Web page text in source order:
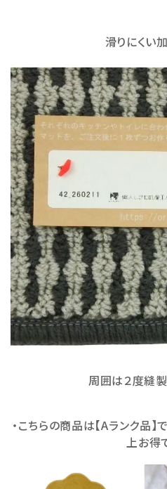
滑りにくい
周囲は２度縫製
・こちらの商品は【Aランク品
上お得